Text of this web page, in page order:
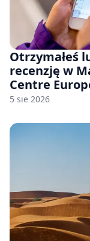
Otrzymałeś
recenzję w
Centre
odwoławczą
5 sie 2026